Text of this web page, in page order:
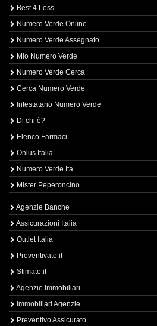
Best 4 Less
Numero Verde Online
Numero Verde Assegnato
Mio Numero Verde
Numero Verde Cerca
Cerca Numero Verde
Intestatario Numero Verde
Di chi è?
Elenco Farmaci
Onlus Italia
Numero Verde Ita
Mister Peperoncino
Agenzie Banche
Assicurazioni Italia
Outlet Italia
Preventivato.it
Stimato.it
Agenzie Immobiliari
Immobiliari Agenzie
Preventivo Assicurato